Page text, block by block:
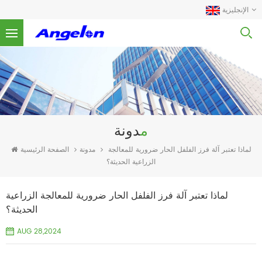
الإنجليزية
مدونة
الصفحة الرئيسية مدونة
الزراعية الحديثة؟
لماذا تعتبر آلة فرز الفلفل الحار ضرورية للمعالجة الزراعية
الحديثة؟
AUG 28,2024